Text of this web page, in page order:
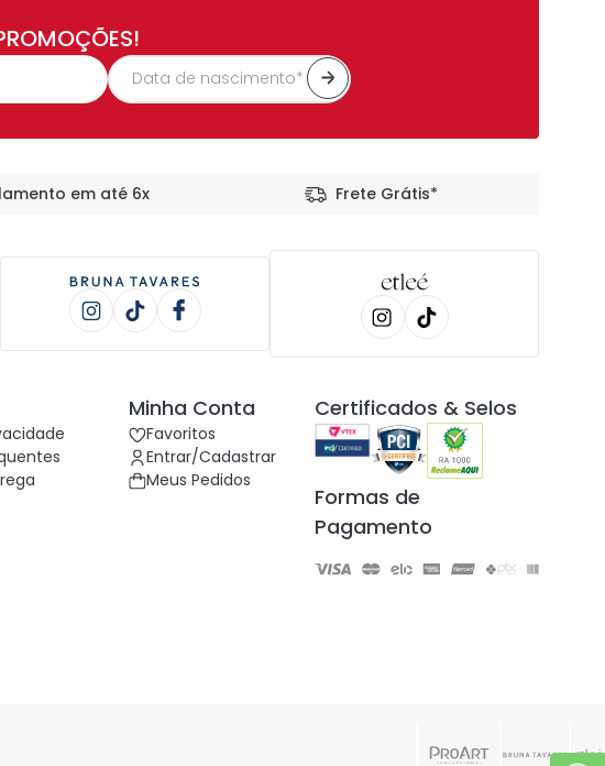
em até 6x Frete Grátis*
Minha Conta
Favoritos
Entrar/Cadastrar
Meus Pedidos
Certificados & Selos
Formas de
Pagamento